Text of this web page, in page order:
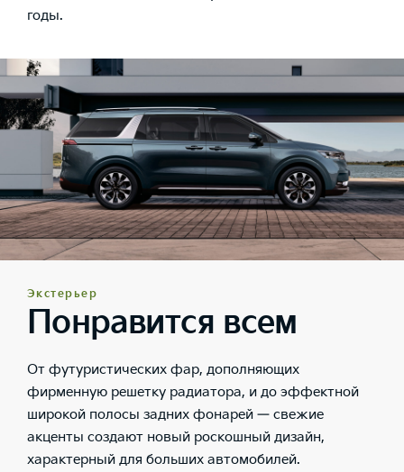
годы.
Экстерьер
Понравится всем
От футуристических фар, дополняющих
фирменную решетку радиатора, и до эффектной
широкой полосы задних фонарей — свежие
акценты создают новый роскошный дизайн,
характерный для больших автомобилей.